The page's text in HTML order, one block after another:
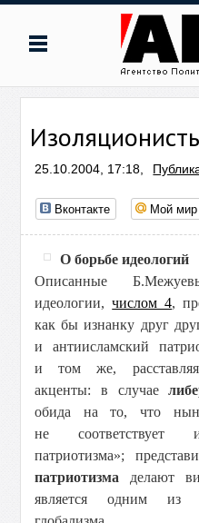
25.10.2004, 17:18,
Вконтакте Мой мир
О борьбе идеологий
Описанные
идеологии,числом 4,
как бы изнанку друг
и антиисламский
и том же,
акценты: в случае
обида на то, что
не соответствует
патриотизма»;
патриотизма делают
является одним из